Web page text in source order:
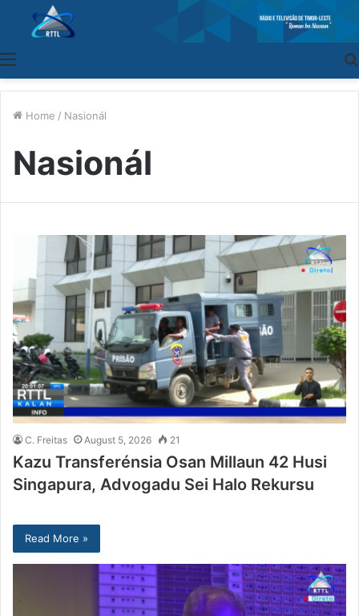
Home / Nasionál
Nasionál
C. Freitas August 5, 2026 21
Kazu Transferénsia Osan Millaun 42 Husi
Singapura, Advogadu Sei Halo Rekursu
Read More »